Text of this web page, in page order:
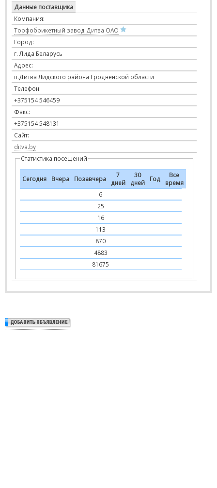
Данные поставщика
Компания:
Торфобрикетный завод Дитва ОАО
Город:
г. Лида Беларусь
Адрес:
п.Дитва Лидского района Гродненской области
Телефон:
+375154 546459
Факс:
+375154 548131
Сайт:
ditva.by
Статистика посещений
Сегодня Вчера Позавчера
7
дней
30
дней
Год
Все
время
6
25
16
113
870
4883
81675